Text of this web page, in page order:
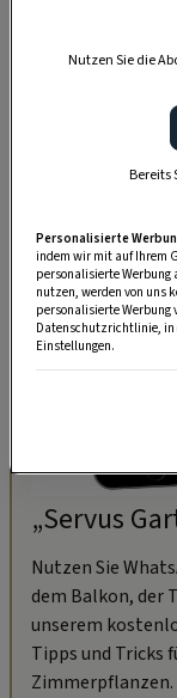
geben, mit
Abseihen
und
„Servus
Nutzen Sie
dem Balkon, der
unserem
Tipps und Tricks
Zimmerpflanzen.
Nutzen Sie die
Bereits
Personalisierte
indem wir mit auf Ihrem
personalisierte Werbung
nutzen, werden von uns
personalisierte Werbung
Datenschutzrichtlinie, in
Einstellungen.